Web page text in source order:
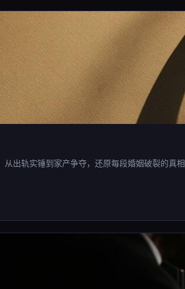
从出轨实锤到家产争夺，还原每段婚姻破裂的真相